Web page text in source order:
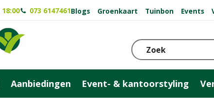
18:00 073 6147461Blogs Groenkaart Tuinbon Events
Aanbiedingen Event- & kantoorstyling